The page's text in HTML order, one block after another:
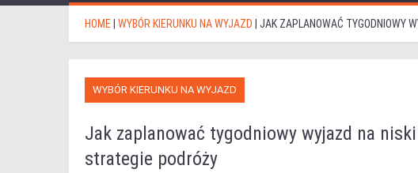
HOME WYBÓR KIERUNKU NA WYJAZD JAK ZAPLANOWAĆ TYGODNIOWY
WYBÓR KIERUNKU NA WYJAZD
Jak zaplanować tygodniowy wyjazd na
strategie podróży